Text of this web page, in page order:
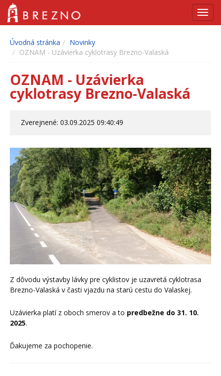
Úvodná stránka
Novinky
OZNAM - Uzávierka cyklotrasy Brezno-Valaská
OZNAM - Uzávierka
cyklotrasy Brezno-Valaská
Zverejnené: 03.09.2025 09:40:49
Z dôvodu výstavby lávky pre cyklistov je uzavretá cyklotrasa
Brezno-Valaská v časti vjazdu na starú cestu do Valaskej.
Uzávierka platí z oboch smerov a to predbežne do 31. 10.
2025.
Ďakujeme za pochopenie.